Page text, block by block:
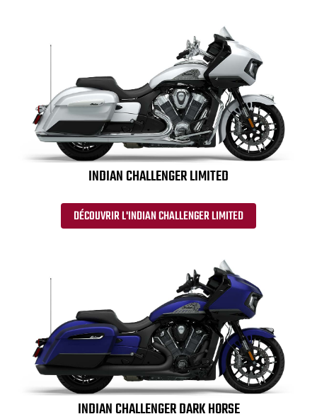
INDIAN CHALLENGER LIMITED
DÉCOUVRIR L'INDIAN CHALLENGER LIMITED
INDIAN CHALLENGER DARK HORSE